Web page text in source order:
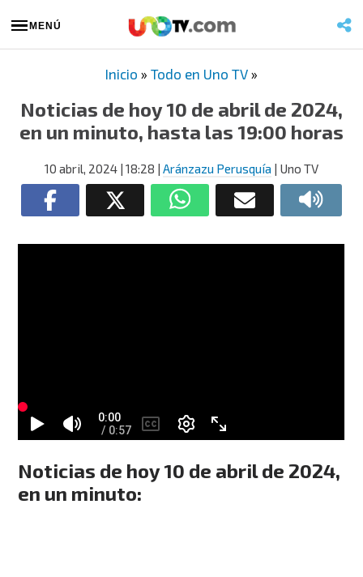
MENÚ
Inicio » Todo en Uno TV »
Noticias de hoy 10 de abril de 2024,
en un minuto, hasta las 19:00 horas
10 abril, 2024 | 18:28 | Aránzazu Perusquía | Uno TV
Noticias de hoy 10 de abril de 2024,
en un minuto: